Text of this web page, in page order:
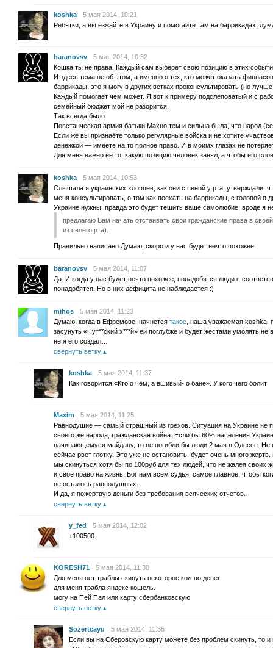
koshka
5 мая 2014, 10:21
Ребятки, а вы езжайте в Украину и помогайте там на баррикадах,
baranovsv
5 мая 2014, 10:32
Кошка ты не права. Каждый сам выберет свою позицию в этих
И здесь тема не об этом, а именно о тех, кто может оказать
баррикады, это я могу в других ветках проконсультировать (но
Каждый помогает чем может. Я вот к примеру подслеповатый и с
семейный бюджет мой не разорится.
Так всегда было.
Повстанческая армия батьки Махно тем и сильна была, что народ
Если же вы признаёте только регулярные войска и не хотите
денежкой — имеете на то полное право. И в моимх глазах не
Для меня важно не то, какую позицию человек занял, а чтобы его
koshka
5 мая 2014, 10:53
Слышала я украинских хлопцев, как они с пеной у рта, утверждали,
меня консультировать, о том как поехать на баррикады, с головой
Украине нужны, правда это будет тешить ваше самолюбие, вроде я
предлагаю Вам начать отстаивать свои гражданские права в
из своего рта).
Правильно написано.Думаю, скоро и у нас будет нечто похожее
baranovsv
5 мая 2014, 11:07
Да. И когда у нас будет нечто похожее, понадобятся люди с
понадобятся. Но в них дефицита не наблюдается :)
mihos
5 мая 2014, 11:23
Думаю, когда в Ефремове, начнется такое , наша уважаемая koshka,
засунуть «Пут**ский х***й» ей поглубже и будет жестами умолять не
не я его создал…
свернуть ветку
koshka
5 мая 2014, 11:37
Как говорится:«Кто о чем, а вшивый- о бане». У кого чего болит
Maxim
5 мая 2014, 11:25
Равнодушие — самый страшный из грехов. Ситуация на Украине не
своего же народа, гражданская война. Если бы 60% населения
начинающемуся майдану, то не погибли бы люди 2 мая в Одессе. Не
сейчас рвет глотку. Это уже не остановить, будет очень много
мы скинуться хотя бы по 100руб для тех людей, что не жалея своих
и свое право на жизнь. Бог нам всем судья, самое главное, чтобы
не осталось равнодушных.
И да, я пожертвую деньги без требования всяческих отчетов.
свернуть ветку
y_fed
5 мая 2014, 12:02
+100500
KORESH71
5 мая 2014, 11:30
Для меня нет траблы скинуть некоторое кол-во денег
для меня трабла яндекс кошель.
могу на Пей Пал или карту сбербанковскую
свернуть ветку
Sozertcayu
5 мая 2014, 11:35
Если вы на Сберовскую карту можете без проблем скинуть, то